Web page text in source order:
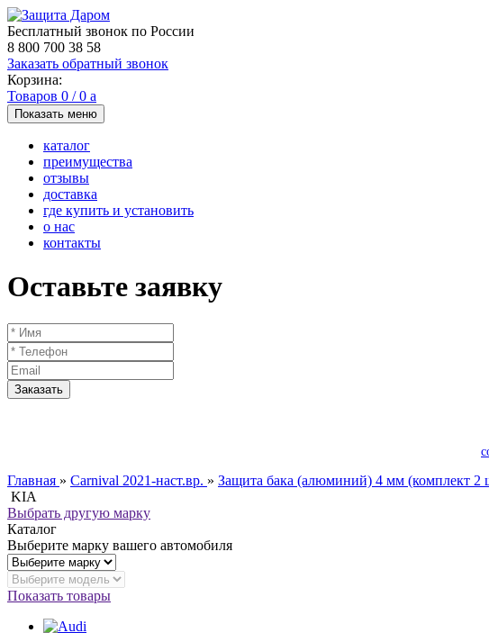
Бесплатный звонок по России
8 800 700 38 58
Заказать обратный звонок
Корзина:
Товаров 0 /0 a
Показать меню
каталог
преимущества
отзывы
доставка
где купить и установить
о нас
контакты
Оставьте заявку
Главная » Carnival 2021-наст.вр. » Защита бака (алюминий) 4 мм (комплект 2
KIA
Выбрать другую марку
Каталог
Выберите марку вашего автомобиля
Показать товары